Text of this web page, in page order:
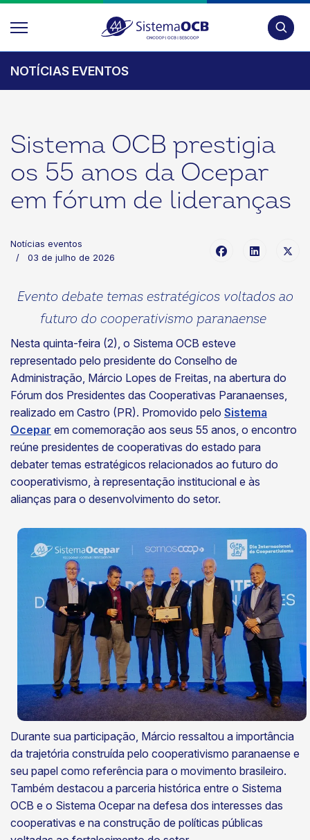
NOTÍCIAS EVENTOS
Sistema OCB prestigia
os 55 anos da Ocepar
em fórum de lideranças
Notícias eventos
03 de julho de 2026
Evento debate temas estratégicos voltados ao
futuro do cooperativismo paranaense
Nesta quinta-feira (2), o Sistema OCB esteve
representado pelo presidente do Conselho de
Administração, Márcio Lopes de Freitas, na abertura do
Fórum dos Presidentes das Cooperativas Paranaenses,
realizado em Castro (PR). Promovido pelo Sistema
Ocepar em comemoração aos seus 55 anos, o encontro
reúne presidentes de cooperativas do estado para
debater temas estratégicos relacionados ao futuro do
cooperativismo, à representação institucional e às
alianças para o desenvolvimento do setor.
Durante sua participação, Márcio ressaltou a importância
da trajetória construída pelo cooperativismo paranaense e
seu papel como referência para o movimento brasileiro.
Também destacou a parceria histórica entre o Sistema
OCB e o Sistema Ocepar na defesa dos interesses das
cooperativas e na construção de políticas públicas